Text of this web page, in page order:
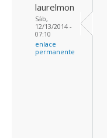
laurelmon
Sáb,
12/13/2014 -
07:10
enlace
permanente